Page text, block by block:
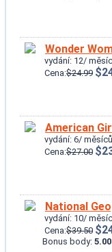
Wonder
vydání: 12/
Cena:$24.99
American
vydání: 6/
Cena:$27.00
National
vydání: 10/
Cena:$39.50
Bonus body: 5.00